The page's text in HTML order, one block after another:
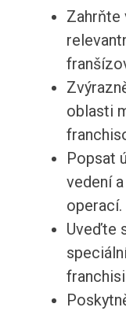
Zahrňte
oblasti
Popsat
vedení
operací.
Uveďte